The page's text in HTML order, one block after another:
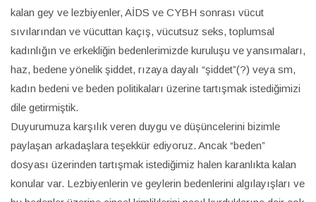
kalan gey ve lezbiyenler, AİDS ve CYBH sonrası vücut
sıvılarından ve vücuttan kaçış, vücutsuz seks, toplumsal
kadınlığın ve erkekliğin bedenlerimizde kuruluşu ve yansımaları,
haz, bedene yönelik şiddet, rızaya dayalı “şiddet”(?) veya sm,
kadın bedeni ve beden politikaları üzerine tartışmak istediğimizi
dile getirmiştik.
Duyurumuza karşılık veren duygu ve düşüncelerini bizimle
paylaşan arkadaşlara teşekkür ediyoruz. Ancak “beden”
dosyası üzerinden tartışmak istediğimiz halen karanlıkta kalan
konular var. Lezbiyenlerin ve geylerin bedenlerini algılayışları ve